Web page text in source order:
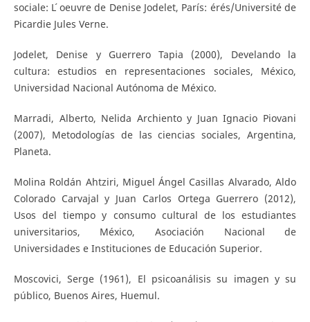
sociale: L ́oeuvre de Denise Jodelet, París: érés/Université de
Picardie Jules Verne.
Jodelet, Denise y Guerrero Tapia (2000), Develando la
cultura: estudios en representaciones sociales, México,
Universidad Nacional Autónoma de México.
Marradi, Alberto, Nelida Archiento y Juan Ignacio Piovani
(2007), Metodologías de las ciencias sociales, Argentina,
Planeta.
Molina Roldán Ahtziri, Miguel Ángel Casillas Alvarado, Aldo
Colorado Carvajal y Juan Carlos Ortega Guerrero (2012),
Usos del tiempo y consumo cultural de los estudiantes
universitarios, México, Asociación Nacional de
Universidades e Instituciones de Educación Superior.
Moscovici, Serge (1961), El psicoanálisis su imagen y su
público, Buenos Aires, Huemul.